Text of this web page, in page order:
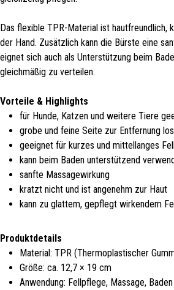
Das flexible TPR-Material ist hautfreundlich,
der Hand. Zusätzlich kann die Bürste eine
eignet sich auch als Unterstützung beim
gleichmäßig zu verteilen.
Vorteile & Highlights
für Hunde, Katzen und weitere Tiere
grobe und feine Seite zur Entfernung
geeignet für kurzes und mittellanges
kann beim Baden unterstützend
sanfte Massagewirkung
kratzt nicht und ist angenehm zur Haut
kann zu glattem, gepflegt wirkendem
Produktdetails
Material: TPR (Thermoplastischer
Größe: ca. 12,7 × 19 cm
Anwendung: Fellpflege, Massage, Baden